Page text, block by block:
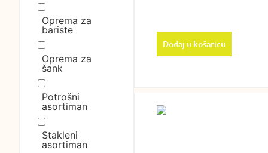
Oprema za
bariste
Oprema za
šank
Potrošni
asortiman
Stakleni
asortiman
Dodaj u košaricu